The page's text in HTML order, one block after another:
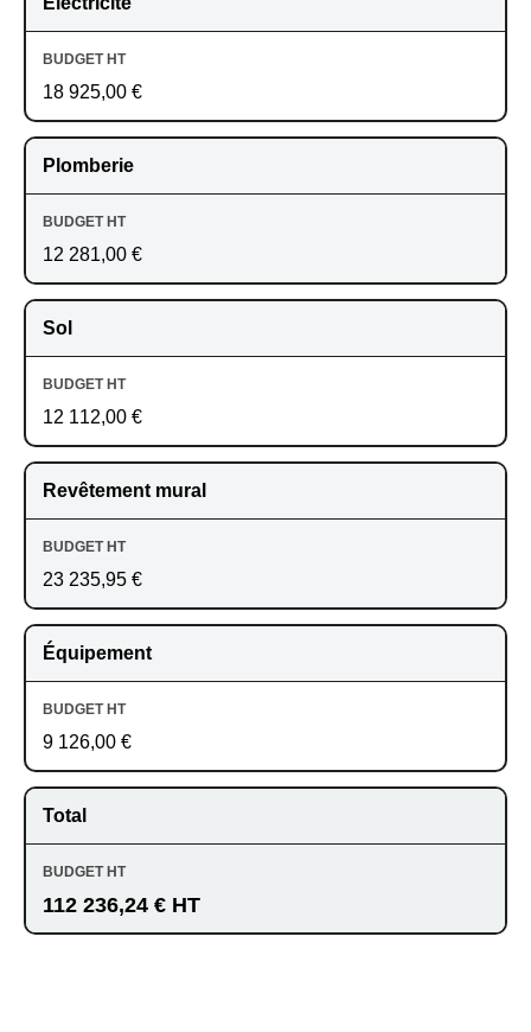
18 925,00 €
Plomberie
12 281,00 €
Sol
12 112,00 €
Revêtement mural
23 235,95 €
Équipement
9 126,00 €
Total
112 236,24 € HT